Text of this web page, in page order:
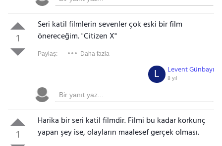
1
Seri katil filmlerin sevenler çok eski bir film
önereceğim. "Citizen X"
Paylaş: Daha fazla
Levent Günbayı
8 yıl
L
1
Harika bir seri katil filmdir. Filmi bu kadar korkunç
yapan şey ise, olayların maalesef gerçek olması.